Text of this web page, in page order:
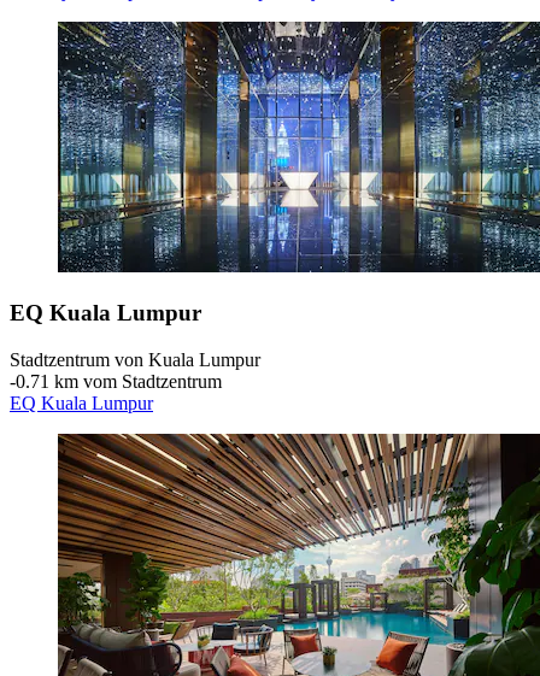
EQ Kuala Lumpur
Stadtzentrum von Kuala Lumpur
‐0.71 km vom Stadtzentrum
EQ Kuala Lumpur